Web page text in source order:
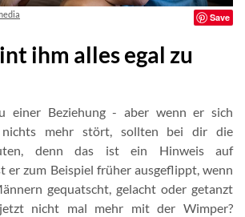
Save
ihm alles egal zu
einer Beziehung - aber wenn er sich
mehr stört, sollten bei dir die
denn das ist ein Hinweis auf
er zum Beispiel früher ausgeflippt, wenn
gequatscht, gelacht oder getanzt
nicht mal mehr mit der Wimper?